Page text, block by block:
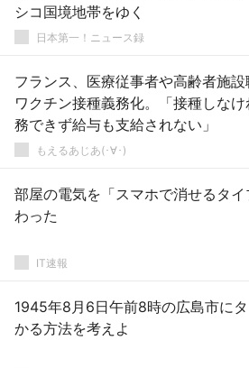
シコ国境地帯をゆく
日本第一！ニュース録
フランス、医療従事者や高齢者施
ワクチン接種義務化。「接種しなけ
務できず給与も支給されない」
もえるあじあ(･∀･)
部屋の電気を「スマホで消せるタ
わった
IT速報
1945年8月6日午前8時の広島市に
かる方法を考えよ